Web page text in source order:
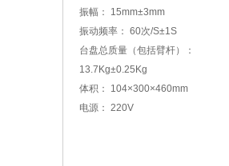
振幅： 15mm±3mm
振动频率： 60次/S±1S
台盘总质量（包括臂杆）：
13.7Kg±0.25Kg
体积： 104×300×460mm
电源： 220V